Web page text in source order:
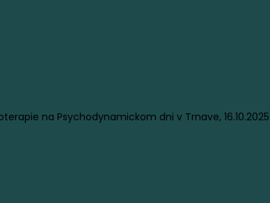
na Psychodynamickom dni v Trnave, 16.10.2025: